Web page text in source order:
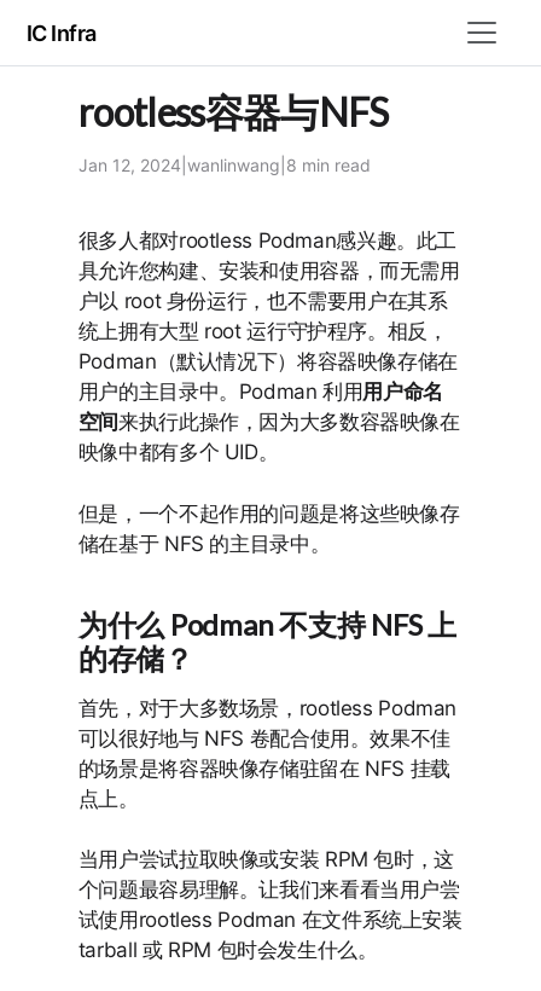
IC Infra
rootless容器与NFS
Jan 12, 2024 wanlinwang 8 min read
很多人都对rootless Podman感兴趣。此工
具允许您构建、安装和使用容器，而无需用
户以 root 身份运行，也不需要用户在其系
统上拥有大型 root 运行守护程序。相反，
Podman（默认情况下）将容器映像存储在
用户的主目录中。Podman 利用用户命名
空间来执行此操作，因为大多数容器映像在
映像中都有多个 UID。
但是，一个不起作用的问题是将这些映像存
储在基于 NFS 的主目录中。
为什么 Podman 不支持 NFS 上
的存储？
首先，对于大多数场景，rootless Podman
可以很好地与 NFS 卷配合使用。效果不佳
的场景是将容器映像存储驻留在 NFS 挂载
点上。
当用户尝试拉取映像或安装 RPM 包时，这
个问题最容易理解。让我们来看看当用户尝
试使用rootless Podman 在文件系统上安装
tarball 或 RPM 包时会发生什么。